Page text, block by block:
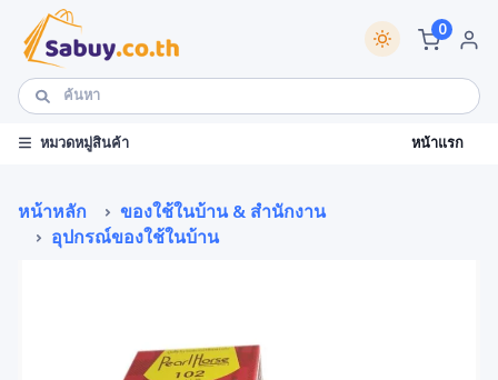
0
หมวดหมู่สินค้า หน้าแรก
หน้าหลัก
ของใช้ในบ้าน & สำนักงาน
อุปกรณ์ของใช้ในบ้าน